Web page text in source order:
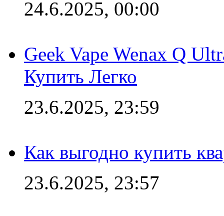
24.6.2025, 00:00
Geek Vape Wenax Q
Купить Легко
23.6.2025, 23:59
Как выгодно купить
23.6.2025, 23:57